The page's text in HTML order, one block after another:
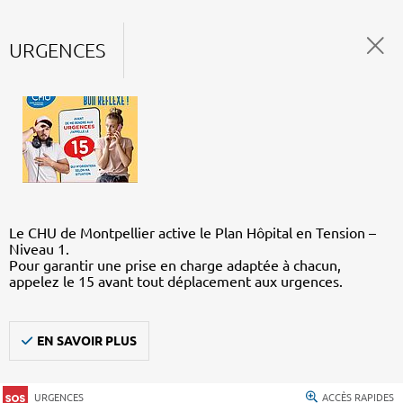
URGENCES
Le CHU de Montpellier active le Plan Hôpital en Tension –
Niveau 1.
Pour garantir une prise en charge adaptée à chacun,
appelez le 15 avant tout déplacement aux urgences.
EN SAVOIR PLUS
URGENCES ACCÈS RAPIDES